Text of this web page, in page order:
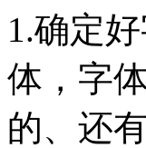
1.确定
体，字
的、还